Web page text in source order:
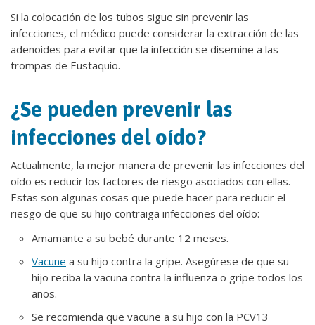
Si la colocación de los tubos sigue sin prevenir las
infecciones, el médico puede considerar la extracción de las
adenoides para evitar que la infección se disemine a las
trompas de Eustaquio.
¿Se pueden prevenir las
infecciones del oído?
Actualmente, la mejor manera de prevenir las infecciones del
oído es reducir los factores de riesgo asociados con ellas.
Estas son algunas cosas que puede hacer para reducir el
riesgo de que su hijo contraiga infecciones del oído:
Amamante a su bebé durante 12 meses.
Vacune a su hijo contra la gripe. Asegúrese de que su
hijo reciba la vacuna contra la influenza o gripe todos los
años.
Se recomienda que vacune a su hijo con la PCV13